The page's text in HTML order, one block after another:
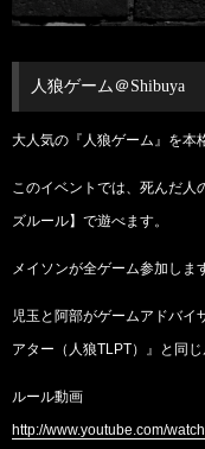
人狼ゲーム＠Shibuya
大人気の『人狼ゲーム』を本
このイベントでは、死んだ人
ズルール】で遊べます。
メイソンが全ゲーム参加しま
児玉と阿部がゲームアドバイ
アター（人狼TLPT）』と同じ
ルール動画
http://www.youtube.com/